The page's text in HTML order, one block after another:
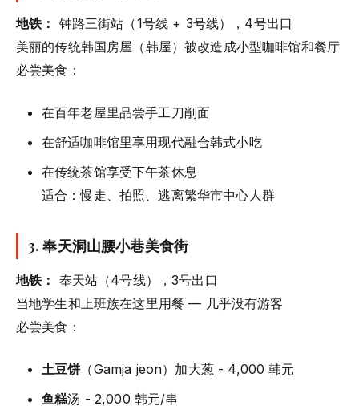
地铁： 钟路三街站（1号线 + 3号线），4号出口
美丽的传统韩国房屋（韩屋）被改造成小型咖啡馆和餐厅
必尝美食：
在百年老屋里品尝手工刀削面
在舒适咖啡馆里享用现代融合韩式小吃
在传统茶馆享受下午茶休息
适合：慢走、拍照、逃离繁华市中心人群
3. 奉天洞山腰小巷美食街
地铁： 奉天站（4号线），3号出口
当地学生和上班族在这里用餐 — 几乎没有游客
必尝美食：
土豆饼（Gamja jeon）加大葱 - 4,000 韩元
鱼糕汤 - 2,000 韩元/串